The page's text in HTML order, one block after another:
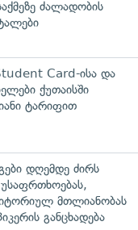
ძალადობის
Card-ისა და
ქუთაისში
ტარიფით
დღემდე ძირს
მთლიანობას
განცხადება